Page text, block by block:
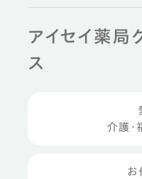
アイセイ薬局
ス
介護・
お